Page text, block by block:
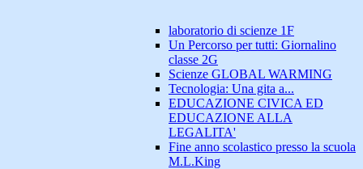
laboratorio di scienze 1F
Un Percorso per tutti: Giornalino
classe 2G
Scienze GLOBAL WARMING
Tecnologia: Una gita a...
EDUCAZIONE CIVICA ED
EDUCAZIONE ALLA
LEGALITA'
Fine anno scolastico presso la scuola
M.L.King